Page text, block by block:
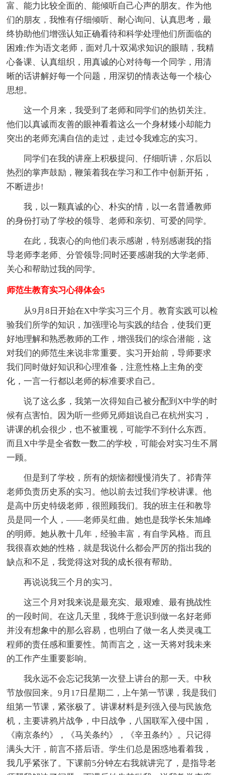
富、能力比较全面的、能倾听自己心声的朋友。作为他
们的朋友，我惟有仔细倾听、耐心询问、认真思考，最
终协助他们增强认知正确看待和科学处理他们所面临的
困难;作为语文老师，面对几十双渴求知识的眼睛，我精
心备课、认真组织，用真诚的心对待每一个同学，用清
晰的话讲解好每一个问题，用深切的情表达每一个核心
思想。
这一个月来，我受到了老师和同学们的热切关注。
他们以真诚而友善的眼神看着这么一个身材矮小却能力
突出的老师充满自信的走过，走过令我难忘的实习。
同学们在我的讲座上积极提问、仔细听讲，尔后以
热烈的掌声鼓励，鞭策着我在学习和工作中创新开拓，
不断进步!
我，以一颗真诚的心、朴实的情，以一名普通教师
的身份打动了学校的领导、老师和亲切、可爱的同学。
在此，我衷心的向他们表示感谢，特别感谢我的指
导老师李老师、分管领导;同时还要感谢我的大学老师、
关心和帮助过我的同学。
师范生教育实习心得体会5
从9月8日开始在X中学实习三个月。教育实践可以检
验我们所学的知识，加强理论与实践的结合，使我们更
好地理解和熟悉教师的工作，增强我们的综合潜能，这
对我们的师范生来说非常重要。实习开始前，导师要求
我们同时做好知识和心理准备，注意性格上主角的变
化，一言一行都以老师的标准要求自己。
说了这么多，我第一次得知自己被分配到X中学的时
候有点害怕。因为听一些师兄师姐说自己在杭州实习，
讲课的机会很少，也不被重视，可能学不到什么东西。
而且X中学是全省数一数二的学校，可能会对实习生不屑
一顾。
但是到了学校，所有的烦恼都慢慢消失了。祁青萍
老师负责历史系的实习。他以前去过我们学校讲课。他
是高中历史特级老师，很照顾我们。我的班主任和教导
员是同一个人，——老师吴红曲。她也是我学长朱旭峰
的明师。她从教十几年，经验丰富，有自学风格。而且
我很喜欢她的性格，就是我说什么都会严厉的指出我的
缺点和不足，我觉得这对我的成长很有帮助。
再说说我三个月的实习。
这三个月对我来说是最充实、最艰难、最有挑战性
的一段时间。在这几天里，我终于意识到做一名好老师
并没有想象中的那么容易，也明白了做一名人类灵魂工
程师的责任感和重要性。简而言之，这一天将对我未来
的工作产生重要影响。
我永远不会忘记我第一次登上讲台的那一天。中秋
节放假回来。9月17日星期二，上午第一节课，我是我们
组第一节课，紧张极了。讲课材料是列强入侵与民族危
机，主要讲鸦片战争，中日战争，八国联军入侵中国，
《南京条约》，《马关条约》，《辛丑条约》。只记得
满头大汗，前言不搭后语。学生们总是困惑地看着我，
我几乎紧张了。下课前5分钟左右我就讲完了，是指导老